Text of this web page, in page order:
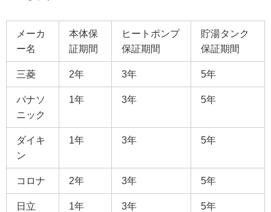
メーカ
ー名
本体保
証期間
ヒートポンプ
保証期間
貯湯タンク
保証期間
三菱 2年 3年 5年
パナソ
ニック
1年 3年 5年
ダイキ
ン
1年 3年 5年
コロナ 2年 3年 5年
日立 1年 3年 5年